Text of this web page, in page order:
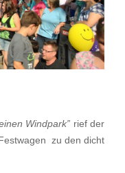
Windpark” rief der
zu den dicht